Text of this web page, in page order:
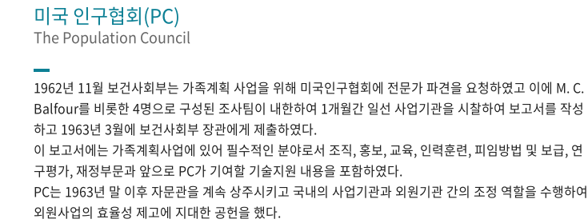
미국 인구협회(PC)
The Population Council
1962년 11월 보건사회부는 가족계획 사업을 위해 미국인구협회에 전문가 파견을 요청하였고 이에 M. C.
Balfour를 비롯한 4명으로 구성된 조사팀이 내한하여 1개월간 일선 사업기관을 시찰하여 보고서를 작성
하고 1963년 3월에 보건사회부 장관에게 제출하였다.
이 보고서에는 가족계획사업에 있어 필수적인 분야로서 조직, 홍보, 교육, 인력훈련, 피임방법 및 보급, 연
구평가, 재정부문과 앞으로 PC가 기여할 기술지원 내용을 포함하였다.
PC는 1963년 말 이후 자문관을 계속 상주시키고 국내의 사업기관과 외원기관 간의 조정 역할을 수행하여
외원사업의 효율성 제고에 지대한 공헌을 했다.